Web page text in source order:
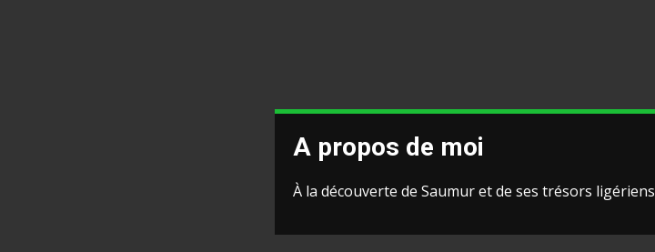
A propos de moi
À la découverte de Saumur et de ses trésors ligériens